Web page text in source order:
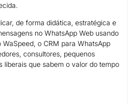
de forma didática, estratégica e
no WhatsApp Web usando
o CRM para WhatsApp
consultores, pequenos
liberais que sabem o valor do tempo